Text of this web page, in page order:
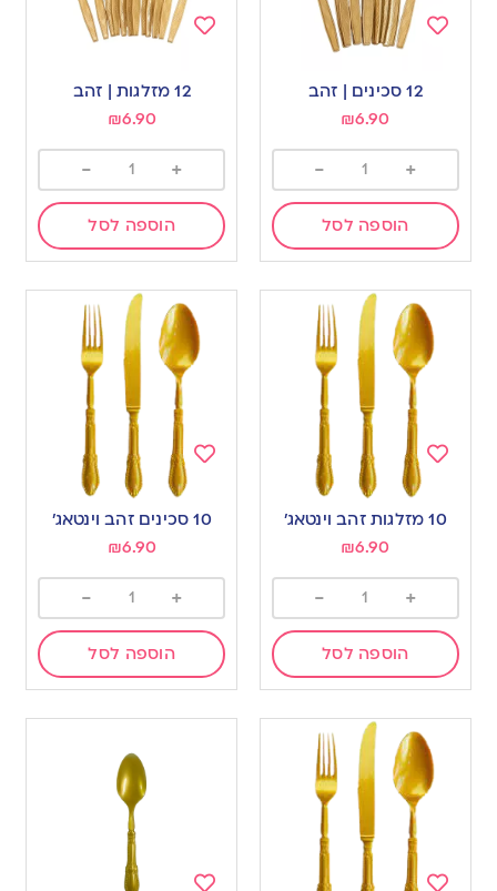
wishlist
12 סכינים | זהב
₪6.90
+
-
הוספה לסל
wishlist
12 מזלגות | זהב
₪6.90
+
-
הוספה לסל
Add
to10 מזלגות זהב וינטאג’
₪6.90
+
-
הוספה לסל
to10 סכינים זהב וינטאג’
₪6.90
+
-
הוספה לסל